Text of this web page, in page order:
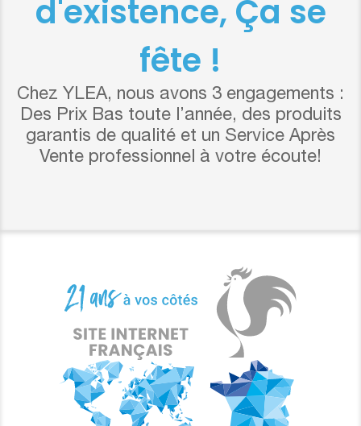
d'existence, Ça se
fête !
Chez YLEA, nous avons 3 engagements :
Des Prix Bas toute l’année, des produits
garantis de qualité et un Service Après
Vente professionnel à votre écoute!